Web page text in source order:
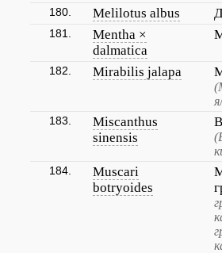
180. Melilotus albus
181.
Mentha ×
dalmatica
182. Mirabilis jalapa
183.
Miscanthus
sinensis
184.
Muscari
botryoides